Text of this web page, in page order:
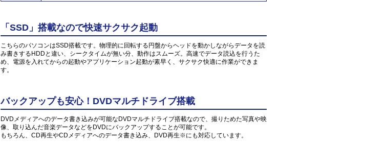
「SSD」搭載なので快速サクサク起動
こちらのパソコンはSSD搭載です。物理的に回転する円盤からヘッドを動かしながらデータを読
み書きするHDDと違い、シークタイムが無い分、動作はスムーズ。高速でデータ読込を行うた
め、電源を入れてからの起動やアプリケーション起動が素早く、サクサク快適に作業ができま
す。
バックアップも安心！DVDマルチドライブ搭載
DVDメディアへのデータ書き込みが可能なDVDマルチドライブ搭載なので、撮りためた写真や映
像、取り込んだ音楽データなどをDVDにバックアップすることが可能です。
もちろん、CD再生やCDメディアへのデータ書き込み、DVD再生※にも対応しています。